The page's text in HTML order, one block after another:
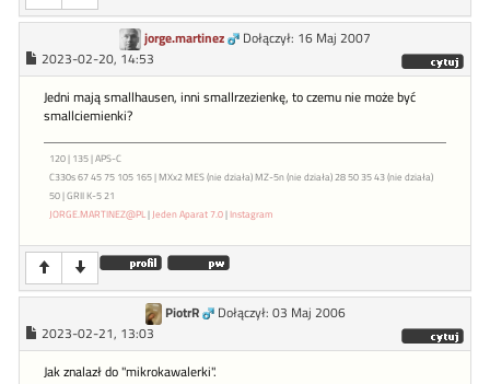
jorge.martinez
Dołączył: 16 Maj 2007
2023-02-20, 14:53
Jedni mają smallhausen, inni smallrzezienkę, to czemu nie może być
smallciemienki?
120 | 135 | APS-C
C330s 67 45 75 105 165 | MXx2 MES (nie działa) MZ-5n (nie działa) 28 50 35 43 (nie działa)
50 | GRII K-5 21
JORGE.MARTINEZ@PL| Jeden Aparat 7.0|Instagram
PiotrR
Dołączył: 03 Maj 2006
2023-02-21, 13:03
Jak znalazł do "mikrokawalerki".